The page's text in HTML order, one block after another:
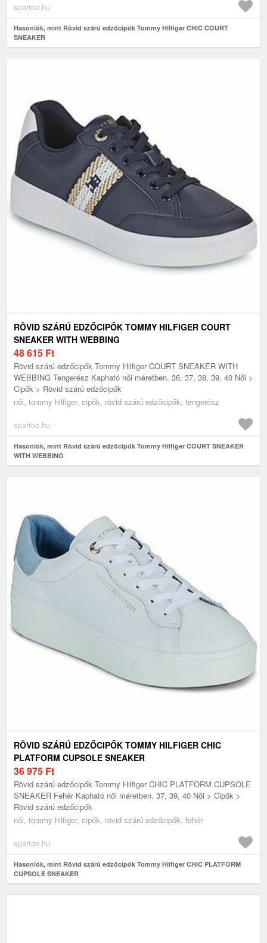
spartoo.hu
Hasonlók, mint Rövid szárú edzőcipők Tommy Hilfiger CHIC COURT
SNEAKER
RÖVID SZÁRÚ EDZŐCIPŐK TOMMY HILFIGER COURT
SNEAKER WITH WEBBING
48 615 Ft
Rövid szárú edzőcipők Tommy Hilfiger COURT SNEAKER WITH
WEBBING Tengerész Kapható női méretben. 36, 37, 38, 39, 40 Női >
Cipők > Rövid szárú edzőcipők
női, tommy hilfiger, cipők, rövid szárú edzőcipők, tengerész
spartoo.hu
Hasonlók, mint Rövid szárú edzőcipők Tommy Hilfiger COURT SNEAKER
WITH WEBBING
RÖVID SZÁRÚ EDZŐCIPŐK TOMMY HILFIGER CHIC
PLATFORM CUPSOLE SNEAKER
36 975 Ft
Rövid szárú edzőcipők Tommy Hilfiger CHIC PLATFORM CUPSOLE
SNEAKER Fehér Kapható női méretben. 37, 39, 40 Női > Cipők >
Rövid szárú edzőcipők
női, tommy hilfiger, cipők, rövid szárú edzőcipők, fehér
spartoo.hu
Hasonlók, mint Rövid szárú edzőcipők Tommy Hilfiger CHIC PLATFORM
CUPSOLE SNEAKER